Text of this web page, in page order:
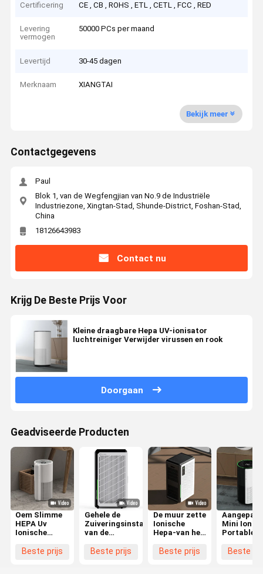
Certificering CE , CB , ROHS , ETL , CETL , FCC , RED
Levering
vermogen
50000 PCs per maand
Levertijd 30-45 dagen
Merknaam XIANGTAI
Bekijk meer
Contactgegevens
Paul
Blok 1, van de Wegfengjian van No.9 de Industriële
Industriezone, Xingtan-Stad, Shunde-District, Foshan-Stad,
China
18126643983
Contact nu
Krijg De Beste Prijs Voor
Kleine draagbare Hepa UV-ionisator
luchtreiniger Verwijder virussen en rook
Doorgaan
Geadviseerde Producten
Oem Slimme
HEPA Uv
Ionische
voor
Beste prijs
Gehele de
Zuiveringsinstallatiemuur
van de
Ionische
Beste prijs
De muur zette
Ionische
Hepa-van het
Zuiveringsinstallatiehuis
Beste prijs
Aangepast
Mini Ionic
Portable
409 Sq.Ft
Beste